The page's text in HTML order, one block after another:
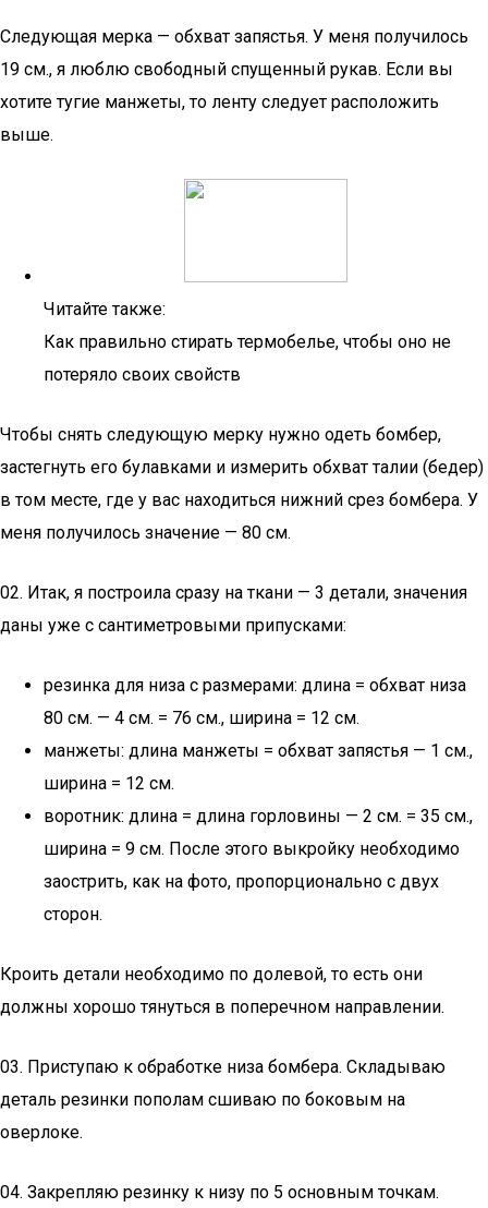
Следующая мерка — обхват запястья. У меня получилось
19 см., я люблю свободный спущенный рукав. Если вы
хотите тугие манжеты, то ленту следует расположить
выше.
Читайте также:
Как правильно стирать термобелье, чтобы оно не
потеряло своих свойств
Чтобы снять следующую мерку нужно одеть бомбер,
застегнуть его булавками и измерить обхват талии (бедер)
в том месте, где у вас находиться нижний срез бомбера. У
меня получилось значение — 80 см.
02. Итак, я построила сразу на ткани — 3 детали, значения
даны уже с сантиметровыми припусками:
резинка для низа с размерами: длина = обхват низа
80 см. — 4 см. = 76 см., ширина = 12 см.
манжеты: длина манжеты = обхват запястья — 1 см.,
ширина = 12 см.
воротник: длина = длина горловины — 2 см. = 35 см.,
ширина = 9 см. После этого выкройку необходимо
заострить, как на фото, пропорционально с двух
сторон.
Кроить детали необходимо по долевой, то есть они
должны хорошо тянуться в поперечном направлении.
03. Приступаю к обработке низа бомбера. Складываю
деталь резинки пополам сшиваю по боковым на
оверлоке.
04. Закрепляю резинку к низу по 5 основным точкам.